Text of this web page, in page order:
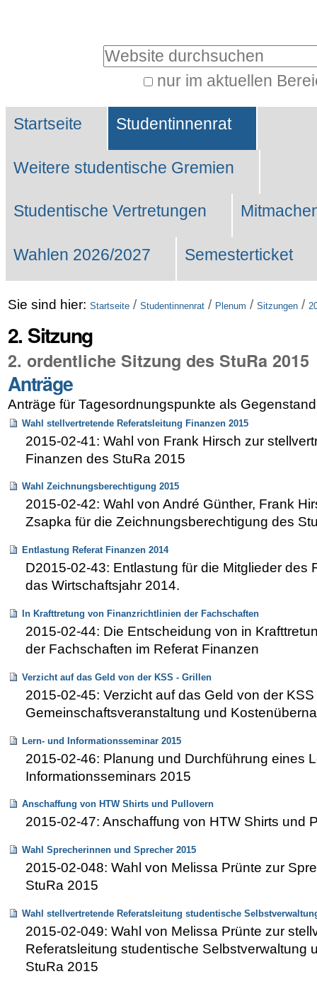
Website durchsuchen
nur im aktuellen
Suche…
Sektionen
Startseite Studentinnenrat
Weitere studentische Gremien
Studentische Vertretungen
Wahlen 2026/2027 Semesterticket
Sie sind hier: Startseite / Studentinnenrat / Plenum / Sitzungen /
2. Sitzung
2. ordentliche Sitzung des StuRa 2015
Anträge
Anträge für Tagesordnungspunkte als
Wahl stellvertretende Referatsleitung Finanzen 2015
2015-02-41: Wahl von Frank Hirsch zur
Finanzen des StuRa 2015
Wahl Zeichnungsberechtigung 2015
2015-02-42: Wahl von André Günther, Frank
Zsapka für die Zeichnungsberechtigung des
Entlastung Referat Finanzen 2014
D2015-02-43: Entlastung für die Mitglieder des
das Wirtschaftsjahr 2014.
In Krafttretung von Finanzrichtlinien der Fachschaften
2015-02-44: Die Entscheidung von in
der Fachschaften im Referat Finanzen
Verzicht auf das Geld von der KSS - Grillen
2015-02-45: Verzicht auf das Geld von der
Gemeinschaftsveranstaltung und
Lern- und Informationsseminar 2015
2015-02-46: Planung und Durchführung eines
Informationsseminars 2015
Anschaffung von HTW Shirts und Pullovern
2015-02-47: Anschaffung von HTW Shirts und
Wahl Sprecherinnen und Sprecher 2015
2015-02-048: Wahl von Melissa Prünte zur
StuRa 2015
Wahl stellvertretende Referatsleitung studentische
2015-02-049: Wahl von Melissa Prünte zur
Referatsleitung studentische Selbstverwaltung
StuRa 2015